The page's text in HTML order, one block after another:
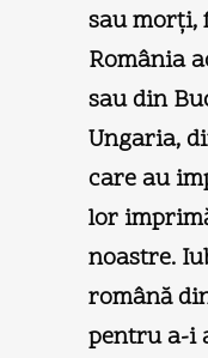
sau morţi,
România
sau din
Ungaria,
care au
lor
noastre.
română
pentru a-i